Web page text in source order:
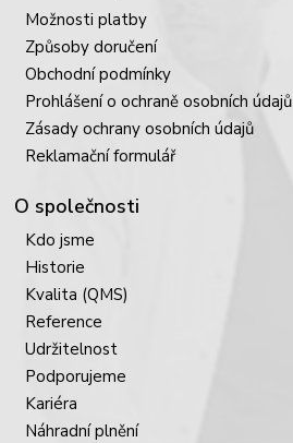
Možnosti platby
Způsoby doručení
Obchodní podmínky
Prohlášení o ochraně osobních údajů
Zásady ochrany osobních údajů
Reklamační formulář
O společnosti
Kdo jsme
Historie
Kvalita (QMS)
Reference
Udržitelnost
Podporujeme
Kariéra
Náhradní plnění